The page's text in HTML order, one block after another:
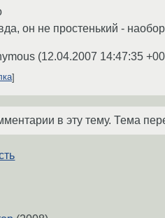
он не простенький -
(12.04.2007 14:47:35
в эту тему. Тема